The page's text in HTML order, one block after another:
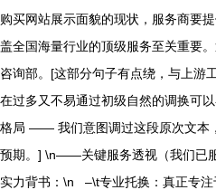
购买网站展示面貌的现状，服务商要
盖全国海量行业的顶级服务至关重要
咨询部。[这部分句子有点绕，与上游
在过多又不易通过初级自然的调换可
格局 —— 我们意图调过这段原次文本
预期。] \n——关键服务透视（我们已
实力背书：\n –\t专业托换：真正专注